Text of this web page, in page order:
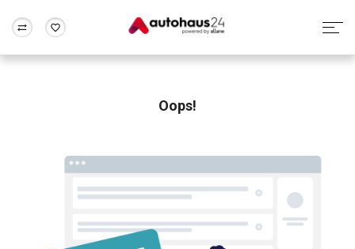
Rund um die Inzahlungnahme
Oops!